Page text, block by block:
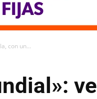
con un...